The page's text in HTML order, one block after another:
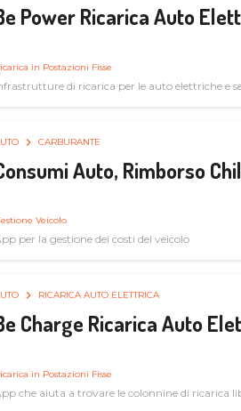
Power Ricarica Auto
in Postazioni Fisse
di ricarica per le auto elettriche e
CARBURANTE
Auto, Rimborso
Veicolo
per la gestione dei costi del veicolo
RICARICA AUTO ELETTRICA
Charge Ricarica Auto
in Postazioni Fisse
che aiuta a trovare le colonnine di ricarica